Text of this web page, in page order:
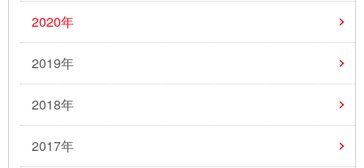
2020年
2019年
2018年
2017年